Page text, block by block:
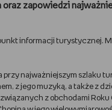
zapowiedzi
informacji turystycznej.
przy najważniejszym szlaku
z jego muzyką, a także z
z obchodami